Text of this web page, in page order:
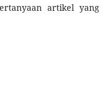
artikel